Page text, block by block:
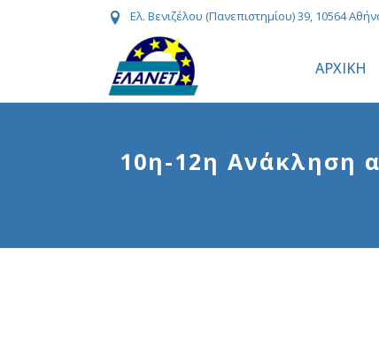
Ελ. Βενιζέλου (Πανεπιστημίου) 39, 10564
ΑΡΧΙΚΗ
10η-12η Ανάκληση